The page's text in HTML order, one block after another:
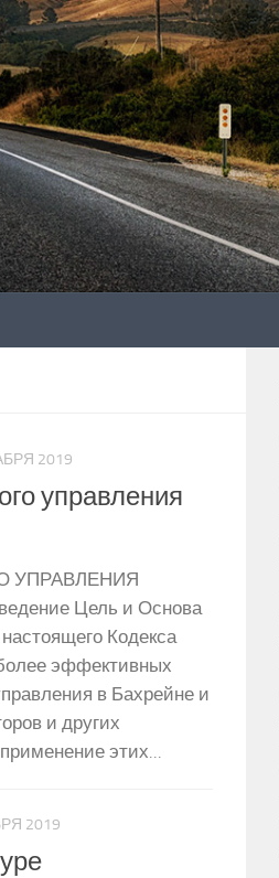
2019
управления
УПРАВЛЕНИЯ
Цель и Основа
Кодекса
эффективных
в Бахрейне и
и других
этих...
2019